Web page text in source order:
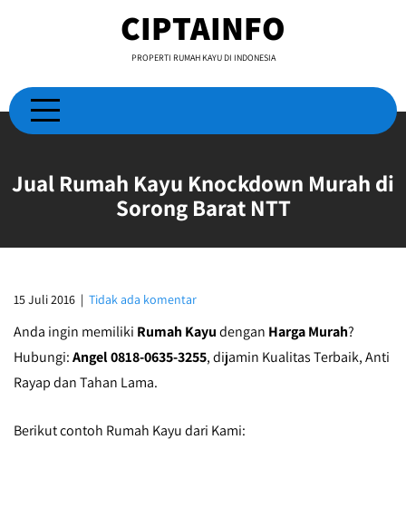
CIPTAINFO
PROPERTI RUMAH KAYU DI INDONESIA
Jual Rumah Kayu Knockdown Murah di
Sorong Barat NTT
15 Juli 2016 | Tidak ada komentar
Anda ingin memiliki Rumah Kayudengan Harga Murah?
Hubungi:Angel 0818-0635-3255, dijamin Kualitas Terbaik, Anti
Rayap dan Tahan Lama.
Berikut contoh Rumah Kayu dari Kami: